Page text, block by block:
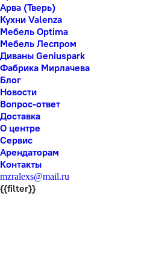
Арва (Тверь)
Кухни Valenza
Мебель Optima
Мебель Леспром
Диваны Geniuspark
Фабрика Мирлачева
Блог
Новости
Вопрос-ответ
Доставка
О центре
Сервис
Арендаторам
Контакты
mzralexs@mail.ru
{{filter}}